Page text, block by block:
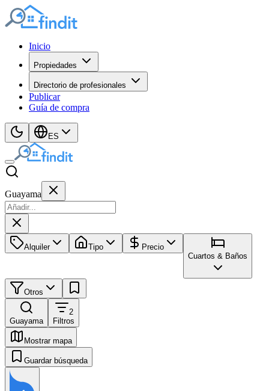
Inicio
Propiedades
Directorio de profesionales
Publicar
Guía de compra
ES
Guayama
Alquiler Tipo
Precio
Cuartos & Baños
Otros
Guayama
2
Filtros
Mostrar mapa
Guardar búsqueda